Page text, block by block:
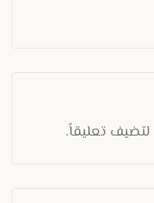
لتضيف تعليقاً.